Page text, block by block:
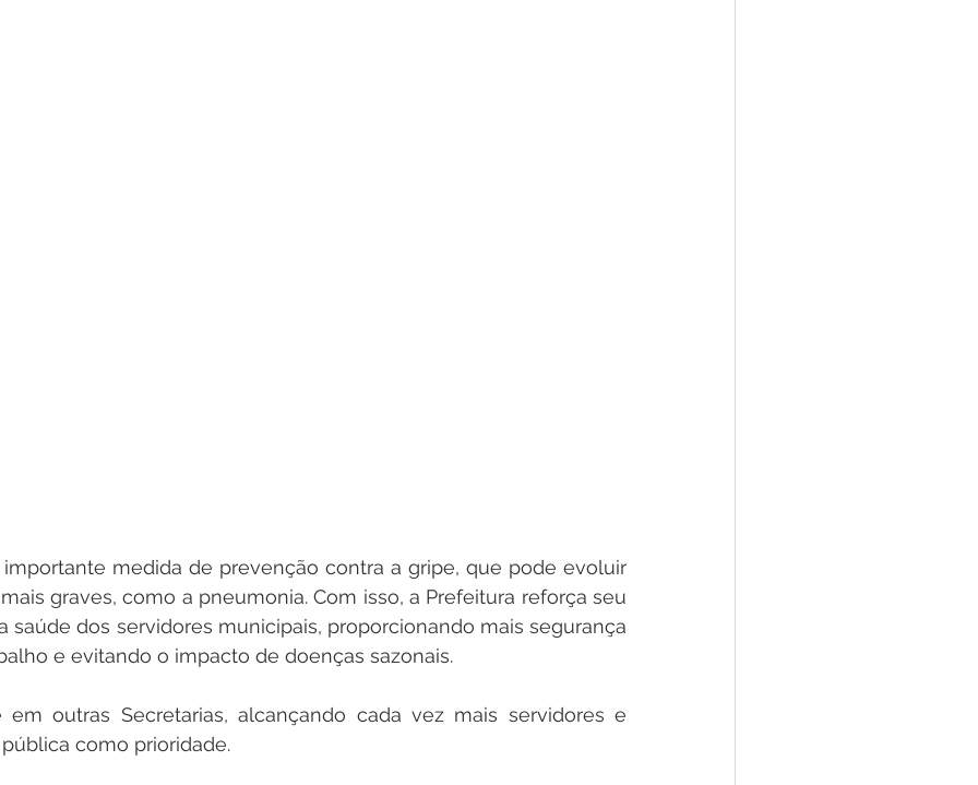
medida de prevenção contra a gripe, que pode evoluir
graves, como a pneumonia. Com isso, a Prefeitura reforça seu
saúde dos servidores municipais, proporcionando mais segurança
e evitando o impacto de doenças sazonais.
em outras Secretarias, alcançando cada vez mais servidores e
como prioridade.